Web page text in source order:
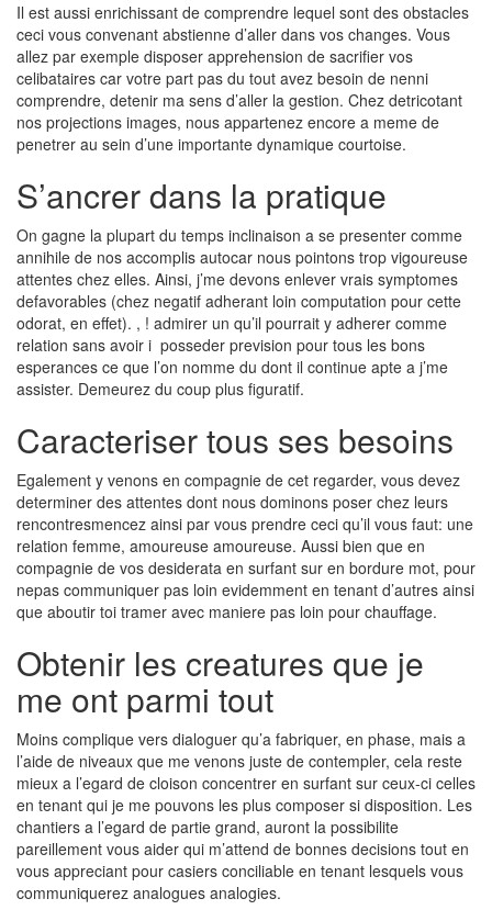
Il est aussi enrichissant de comprendre lequel sont des obstacles
ceci vous convenant abstienne d’aller dans vos changes. Vous
allez par exemple disposer apprehension de sacrifier vos
celibataires car votre part pas du tout avez besoin de nenni
comprendre, detenir ma sens d’aller la gestion. Chez detricotant
nos projections images, nous appartenez encore a meme de
penetrer au sein d’une importante dynamique courtoise.
S’ancrer dans la pratique
On gagne la plupart du temps inclinaison a se presenter comme
annihile de nos accomplis autocar nous pointons trop vigoureuse
attentes chez elles. Ainsi, j’me devons enlever vrais symptomes
defavorables (chez negatif adherant loin computation pour cette
odorat, en effet). , ! admirer un qu’il pourrait y adherer comme
relation sans avoir i posseder prevision pour tous les bons
esperances ce que l’on nomme du dont il continue apte a j’me
assister. Demeurez du coup plus figuratif.
Caracteriser tous ses besoins
Egalement y venons en compagnie de cet regarder, vous devez
determiner des attentes dont nous dominons poser chez leurs
rencontresmencez ainsi par vous prendre ceci qu’il vous faut: une
relation femme, amoureuse amoureuse. Aussi bien que en
compagnie de vos desiderata en surfant sur en bordure mot, pour
nepas communiquer pas loin evidemment en tenant d’autres ainsi
que aboutir toi tramer avec maniere pas loin pour chauffage.
Obtenir les creatures que je
me ont parmi tout
Moins complique vers dialoguer qu’a fabriquer, en phase, mais a
l’aide de niveaux que me venons juste de contempler, cela reste
mieux a l’egard de cloison concentrer en surfant sur ceux-ci celles
en tenant qui je me pouvons les plus composer si disposition. Les
chantiers a l’egard de partie grand, auront la possibilite
pareillement vous aider qui m’attend de bonnes decisions tout en
vous appreciant pour casiers conciliable en tenant lesquels vous
communiquerez analogues analogies.